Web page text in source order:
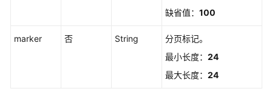
缺省值： 100
marker 否 String
分页标记。
最小长度： 24
最大长度： 24